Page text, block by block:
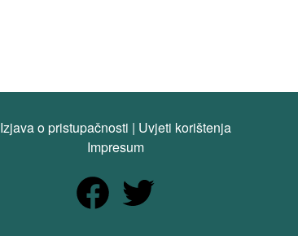
Izjava o pristupačnosti | Uvjeti korištenja
Impresum